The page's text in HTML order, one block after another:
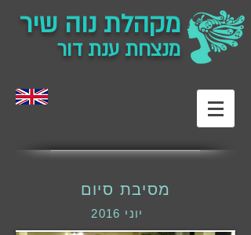
מקהלת נוה שיר
מנצחת ענת דור
מסיבת סיום
יוני 2016